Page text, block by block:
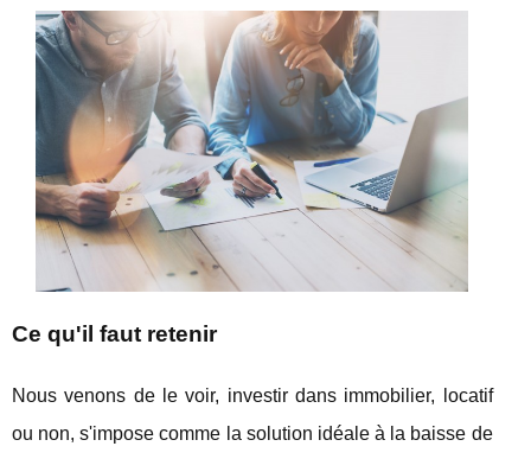
Ce qu'il faut retenir
Nous venons de le voir, investir dans immobilier, locatif
ou non, s'impose comme la solution idéale à la baisse de